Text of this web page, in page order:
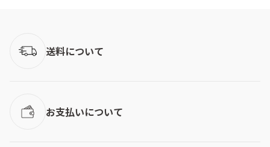
送料について
お支払いについて